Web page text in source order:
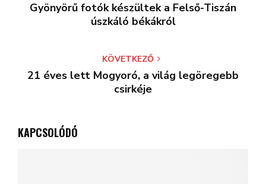
Gyönyörű fotók készültek a Felső-Tiszán
úszkáló békákról
KÖVETKEZŐ
21 éves lett Mogyoró, a világ legöregebb
csirkéje
KAPCSOLÓDÓ